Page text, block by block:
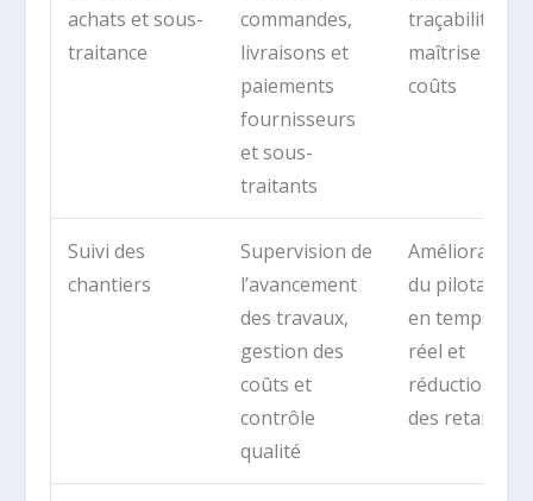
achats et sous-
traitance
commandes,
livraisons et
paiements
fournisseurs
et sous-
traitants
traçabilité et
maîtrise des
coûts
Suivi des
chantiers
Supervision de
l’avancement
des travaux,
gestion des
coûts et
contrôle
qualité
Amélioration
du pilotage
en temps
réel et
réduction
des retards